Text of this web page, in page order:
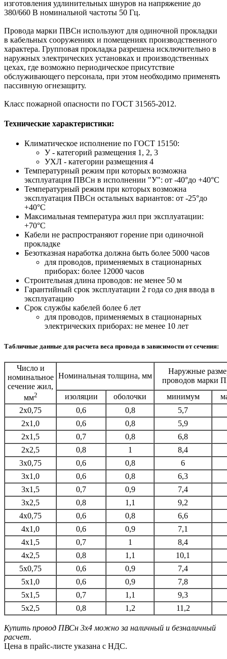
изготовления удлинительных шнуров на напряжение до
380/660 В номинальной частоты 50 Гц.
Провода марки ПВСн используют для одиночной прокладки
в кабельных сооружениях и помещениях производственного
характера. Групповая прокладка разрешена исключительно в
наружных электрических установках и производственных
цехах, где возможно периодическое присутствие
обслуживающего персонала, при этом необходимо применять
пассивную огнезащиту.
Класс пожарной опасности по ГОСТ 31565-2012.
Технические характеристики:
Климатическое исполнение по ГОСТ 15150:
У - категорий размещения 1, 2, 3
УХЛ - категории размещения 4
Температурный режим при которых возможна
эксплуатация ПВСн в исполнении "У": от -40°до +40°С
Температурный режим при которых возможна
эксплуатация ПВСн остальных вариантов: от -25°до
+40°С
Максимальная температура жил при эксплуатации:
+70°С
Кабели не распространяют горение при одиночной
прокладке
Безотказная наработка должна быть более 5000 часов
для проводов, применяемых в стационарных
приборах: более 12000 часов
Строительная длина проводов: не менее 50 м
Гарантийный срок эксплуатации 2 года со дня ввода в
эксплуатацию
Срок службы кабелей более 6 лет
для проводов, применяемых в стационарных
электрических приборах: не менее 10 лет
Табличные данные для расчета веса провода в зависимости от сечения:
Число и
номинальное
сечение жил,
мм2
Номинальная толщина, мм
Наружные
проводов марки
изоляции
оболочки минимум
2х0,75
0,6 0,8
5,7
2х1,0
0,6 0,8
5,9
2х1,5
0,7 0,8
6,8
2х2,5
0,8 1
8,4
3х0,75
0,6 0,8
6
3х1,0
0,6 0,8
6,3
3x1,5
0,7 0,9
7,4
3x2,5
0,8 1,1
9,2
4x0,75
0,6 0,8
6,6
4x1,0
0,6 0,9
7,1
4x1,5
0,7 1
8,4
4x2,5
0,8 1,1
10,1
5x0,75
0,6 0,9
7,4
5x1,0
0,6 0,9
7,8
5x1,5
0,7 1,1
9,3
5x2,5
0,8 1,2 11,2
Купить провод ПВСн 3x4 можно за наличный и безналичный
расчет.
Цена в прайс-листе указана с НДС.